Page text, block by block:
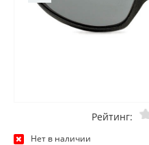
Рейтинг:
Нет в наличии